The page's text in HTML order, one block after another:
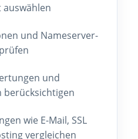
und Nameserver-
und
berücksichtigen
wie E-Mail, SSL
vergleichen